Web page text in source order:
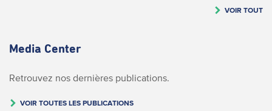
VOIR TOUT
Media Center
Retrouvez nos dernières publications.
VOIR TOUTES LES PUBLICATIONS